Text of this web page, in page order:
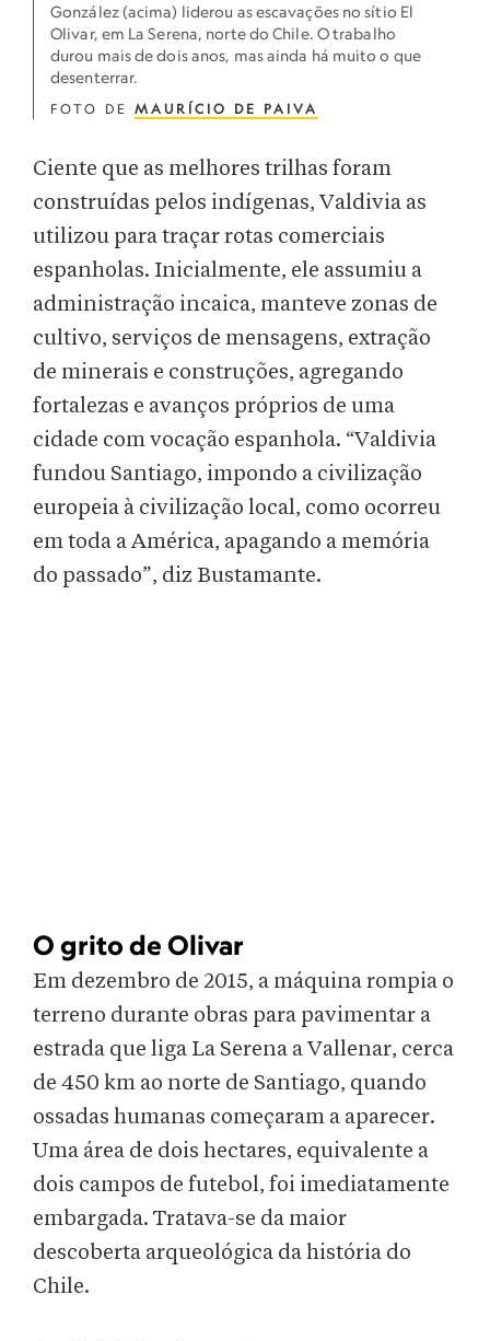
González (acima) liderou as escavações no sítio El
Olivar, em La Serena, norte do Chile. O trabalho
durou mais de dois anos, mas ainda há muito o que
desenterrar.
FOTO DE MAURÍCIO DE PAIVA
Ciente que as melhores trilhas foram
construídas pelos indígenas, Valdivia as
utilizou para traçar rotas comerciais
espanholas. Inicialmente, ele assumiu a
administração incaica, manteve zonas de
cultivo, serviços de mensagens, extração
de minerais e construções, agregando
fortalezas e avanços próprios de uma
cidade com vocação espanhola. “Valdivia
fundou Santiago, impondo a civilização
europeia à civilização local, como ocorreu
em toda a América, apagando a memória
do passado”, diz Bustamante.
O grito de Olivar
Em dezembro de 2015, a máquina rompia o
terreno durante obras para pavimentar a
estrada que liga La Serena a Vallenar, cerca
de 450 km ao norte de Santiago, quando
ossadas humanas começaram a aparecer.
Uma área de dois hectares, equivalente a
dois campos de futebol, foi imediatamente
embargada. Tratava-se da maior
descoberta arqueológica da história do
Chile.